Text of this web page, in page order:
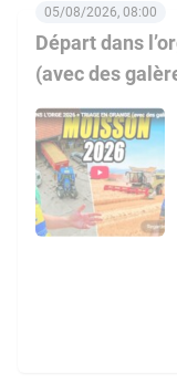
Départ dans
(avec des
05/08/2026, 08:00